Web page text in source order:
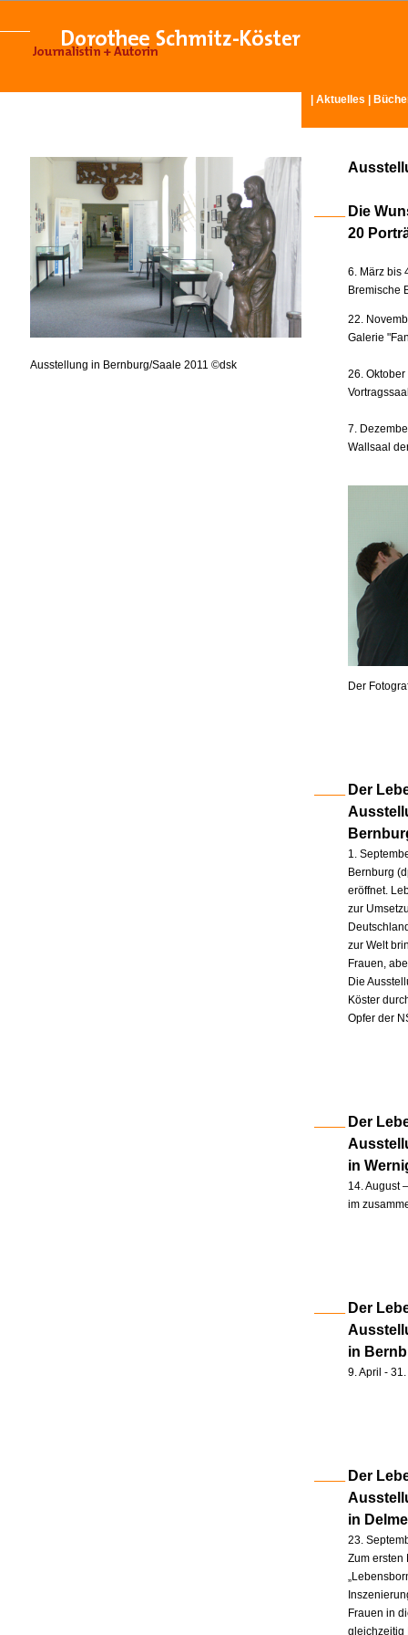
Aktuelles
Ausstellung in Bernburg/Saale 2011 ©dsk
Die
20
6. März bis
Bremische
22.
Galerie
26.
7.
Wallsaal
Der
Der
1.
Bernburg
eröffnet.
zur
zur Welt
Frauen,
Die
Köster
Opfer der
Der
in
14. August
im
Der
in
9. April -
Der
in
23.
Zum ersten
Frauen in
gleichzeitig